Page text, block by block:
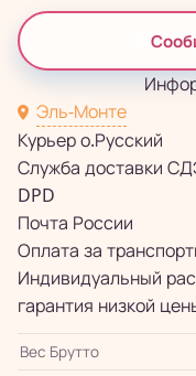
Эль-Монте
Курьер о.Русский
Служба доставки
DPD
Почта России
Оплата за
Индивидуальный
гарантия низкой
Вес Брутто